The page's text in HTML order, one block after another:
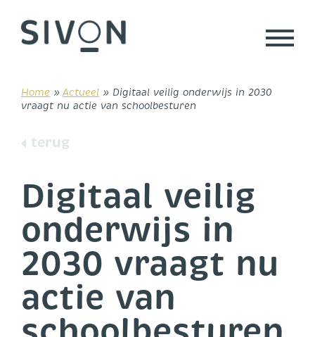
content
Home » Actueel » Digitaal veilig onderwijs in 2030
vraagt nu actie van schoolbesturen
terug
Digitaal veilig
onderwijs in
2030 vraagt nu
actie van